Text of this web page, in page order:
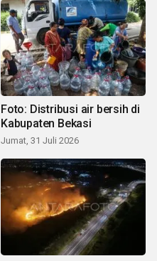
Foto: Distribusi air bersih di
Kabupaten Bekasi
Jumat, 31 Juli 2026